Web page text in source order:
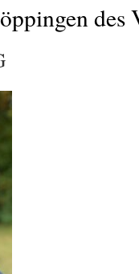
des